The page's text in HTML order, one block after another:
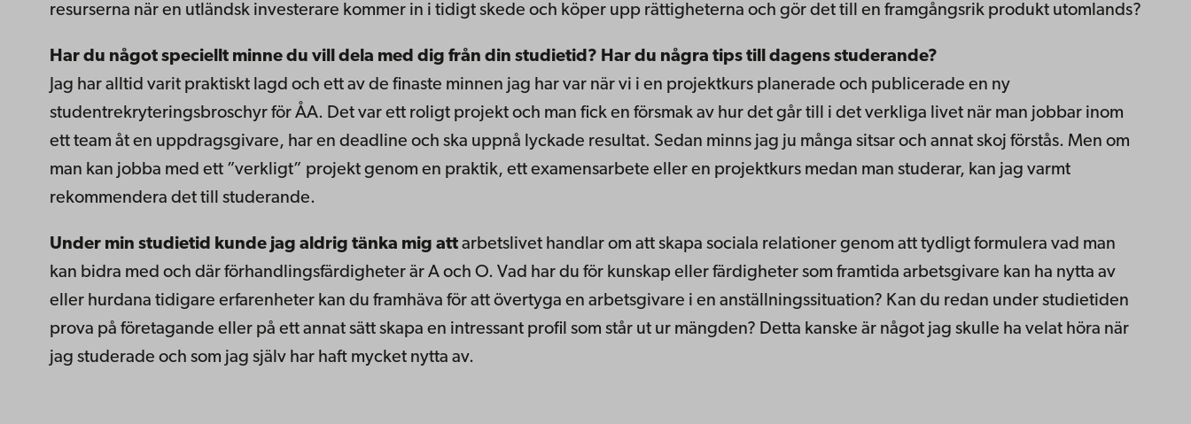
resurserna när en utländsk investerare kommer in i tidigt skede och köper upp rättigheterna och gör det till en framgångsrik produkt utomlands?
Har du något speciellt minne du vill dela med dig från din studietid? Har du några tips till dagens studerande?
Jag har alltid varit praktiskt lagd och ett av de finaste minnen jag har var när vi i en projektkurs planerade och publicerade en ny
studentrekryteringsbroschyr för ÅA. Det var ett roligt projekt och man fick en försmak av hur det går till i det verkliga livet när man jobbar inom
ett team åt en uppdragsgivare, har en deadline och ska uppnå lyckade resultat. Sedan minns jag ju många sitsar och annat skoj förstås. Men om
man kan jobba med ett ”verkligt” projekt genom en praktik, ett examensarbete eller en projektkurs medan man studerar, kan jag varmt
rekommendera det till studerande.
Under min studietid kunde jag aldrig tänka mig att arbetslivet handlar om att skapa sociala relationer genom att tydligt formulera vad man
kan bidra med och där förhandlingsfärdigheter är A och O. Vad har du för kunskap eller färdigheter som framtida arbetsgivare kan ha nytta av
eller hurdana tidigare erfarenheter kan du framhäva för att övertyga en arbetsgivare i en anställningssituation? Kan du redan under studietiden
prova på företagande eller på ett annat sätt skapa en intressant profil som står ut ur mängden? Detta kanske är något jag skulle ha velat höra när
jag studerade och som jag själv har haft mycket nytta av.